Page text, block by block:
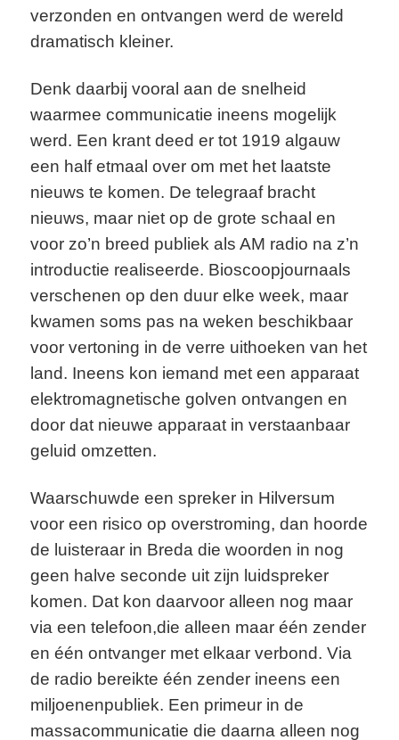
verzonden en ontvangen werd de wereld
dramatisch kleiner.
Denk daarbij vooral aan de snelheid
waarmee communicatie ineens mogelijk
werd. Een krant deed er tot 1919 algauw
een half etmaal over om met het laatste
nieuws te komen. De telegraaf bracht
nieuws, maar niet op de grote schaal en
voor zo’n breed publiek als AM radio na z’n
introductie realiseerde. Bioscoopjournaals
verschenen op den duur elke week, maar
kwamen soms pas na weken beschikbaar
voor vertoning in de verre uithoeken van het
land. Ineens kon iemand met een apparaat
elektromagnetische golven ontvangen en
door dat nieuwe apparaat in verstaanbaar
geluid omzetten.
Waarschuwde een spreker in Hilversum
voor een risico op overstroming, dan hoorde
de luisteraar in Breda die woorden in nog
geen halve seconde uit zijn luidspreker
komen. Dat kon daarvoor alleen nog maar
via een telefoon,die alleen maar één zender
en één ontvanger met elkaar verbond. Via
de radio bereikte één zender ineens een
miljoenenpubliek. Een primeur in de
massacommunicatie die daarna alleen nog